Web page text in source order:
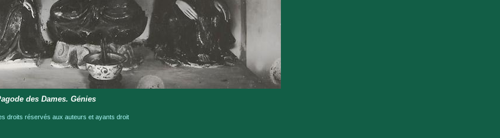
des Dames. Génies
droits réservés aux auteurs et ayants droit